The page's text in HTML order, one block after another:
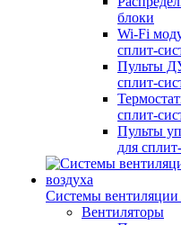
блоки
Wi-Fi
сплит-
Пульты
сплит-
сплит-
Пульты
для
Системы вентиляции
Вентиляторы